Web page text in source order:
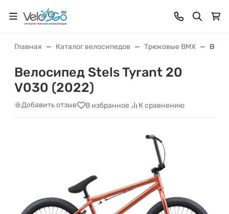
Главная Каталог велосипедов Трюковые BMX
Велосипед Stels Tyrant 20
V030 (2022)
Добавить отзыв В избранное К сравнению